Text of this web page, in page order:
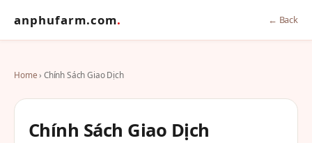
anphufarm.com. ← Back
Home› Chính Sách Giao Dịch
Chính Sách Giao Dịch